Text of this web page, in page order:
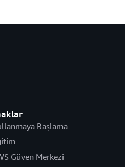
Başlama
Güven Merkezi